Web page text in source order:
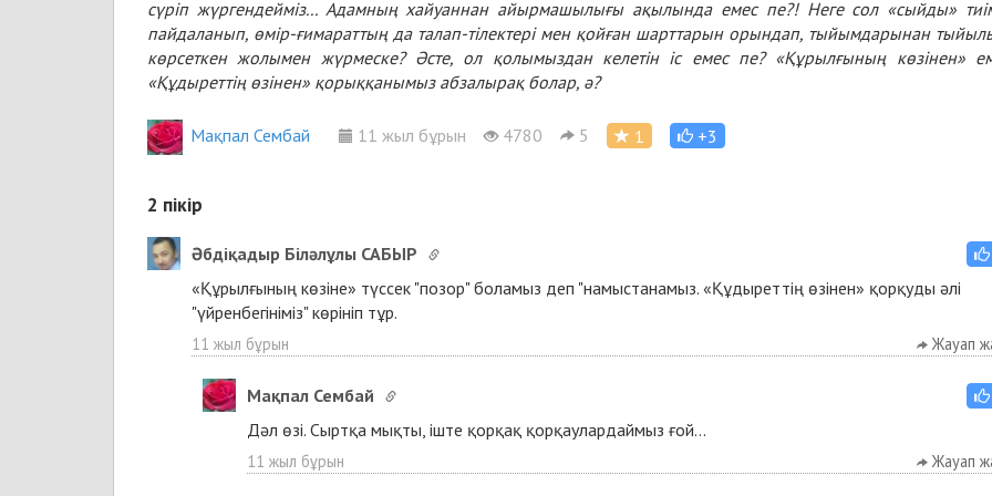
сүріп жүргендейміз... Адамның хайуаннан айырмашылығы ақылында емес пе?! Неге сол «сыйды»
пайдаланып, өмір-ғимараттың да талап-тілектері мен қойған шарттарын орындап, тыйымдарынан
көрсеткен жолымен жүрмеске? Әсте, ол қолымыздан келетін іс емес пе? «Құрылғының көзінен»
«Құдыреттің өзінен» қорыққанымыз абзалырақ болар, ә?
Мақпал Сембай 11 жыл бұрын 4780 5 1 +3
2 пікір
Әбдіқадыр Біләлұлы САБЫР
«Құрылғының көзіне» түссек "позор" боламыз деп "намыстанамыз. «Құдыреттің өзінен» қорқуды әлі
"үйренбегініміз" көрініп тұр.
11 жыл бұрын Жауап
Мақпал Сембай
Дәл өзі. Сыртқа мықты, іште қорқақ қорқаулардаймыз ғой...
11 жыл бұрын Жауап